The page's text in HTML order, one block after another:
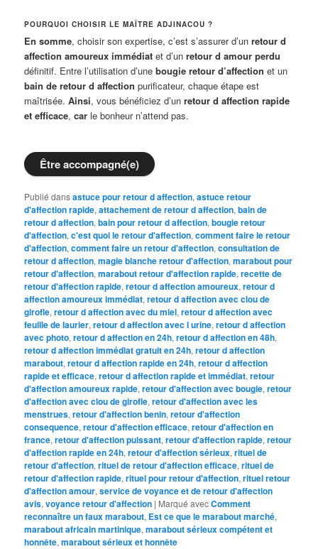
POURQUOI CHOISIR LE MAÎTRE ADJINACOU ?
En somme, choisir son expertise, c’est s’assurer d’unretour d
affection amoureux immédiat et d’unretour d amour perdu
définitif. Entre l’utilisation d’unebougie retour d’affection et un
bain de retour d affection purificateur, chaque étape est
maîtrisée.Ainsi, vous bénéficiez d’unretour d affection rapide
et efficace,car le bonheur n’attend pas.
Être accompagné(e)
Publié dansastuce pour retour d affection,astuce retour
d'affection rapide,attachement de retour d affection,bain de
retour d affection,bain pour retour d affection,bougie retour
d'affection,c'est quoi le retour d'affection,comment faire le retour
d'affection,comment faire un retour d'affection,consultation de
retour d affection,magie blanche retour d'affection,marabout pour
retour d'affection,marabout retour d'affection rapide,recette de
retour d'affection rapide,retour d affection amoureux,retour d
affection amoureux immédiat,retour d affection avec clou de
girofle,retour d affection avec du miel,retour d affection avec
feuille de laurier,retour d affection avec l urine,retour d affection
avec photo,retour d affection en 24h,retour d affection en 48h,
retour d affection immédiat gratuit en 24h,retour d affection
marabout,retour d affection rapide en 24h,retour d affection
rapide et efficace,retour d affection rapide et immédiat,retour
d'affection amoureux rapide,retour d'affection avec bougie,retour
d'affection avec clou de girofle,retour d'affection avec les
menstrues,retour d'affection benin,retour d'affection
consequence,retour d'affection efficace,retour d'affection en
france,retour d'affection puissant,retour d'affection rapide,retour
d'affection rapide en 24h,retour d'affection sérieux,rituel de
retour d'affection,rituel de retour d'affection efficace,rituel de
retour d'affection rapide,rituel pour retour d'affection,rituel retour
d'affection amour,service de voyance et de retour d'affection
avis,voyance retour d'affection | Marqué avecComment
reconnaître un faux marabout, Est ce que le marabout marché,
marabout africain martinique,marabout sérieux compétent et
honnête,marabout sérieux et honnête